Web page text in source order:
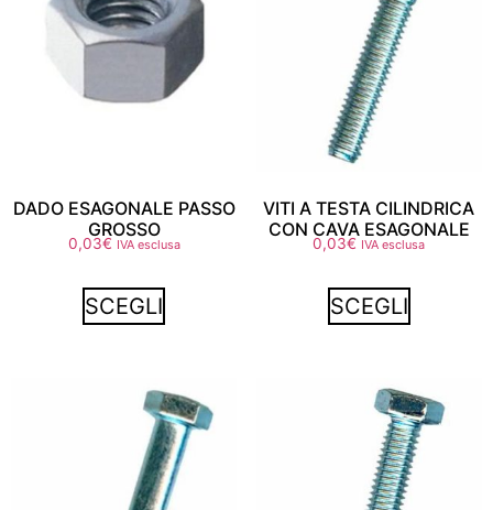
DADO ESAGONALE PASSO
GROSSO
0,03€ IVA esclusa
SCEGLI
VITI A TESTA CILINDRICA
CON CAVA ESAGONALE
0,03€ IVA esclusa
SCEGLI